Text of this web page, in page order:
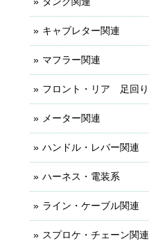
キャブレター関連
マフラー関連
フロント・リア 足回り
メーター関連
ハンドル・レバー関連
ハーネス・電装系
ライン・ケーブル関連
スプロケ・チェーン関連